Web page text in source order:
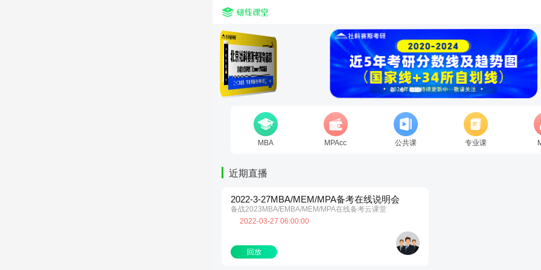
MBA MPAcc 公共课 专业课
近期直播
2022-3-27MBA/MEM/MPA备考在线说明会
备战2023MBA/EMBA/MEM/MPA在线备考云课堂
2022-03-27 06:00:00
回放